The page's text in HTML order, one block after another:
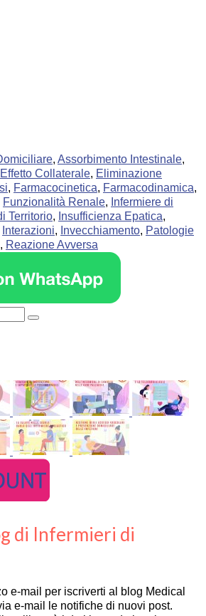
, Assorbimento Intestinale,
Effetto Collaterale, Eliminazione
, Farmacocinetica, Farmacodinamica,
Funzionalità Renale, Infermiere di
Territorio, Insufficienza Epatica,
Interazioni, Invecchiamento, Patologie
, Reazione Avversa
di Infermieri di
e-mail per iscriverti al blog Medical
e-mail le notifiche di nuovi post.